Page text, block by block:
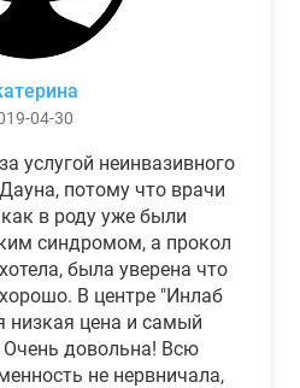
04-30
услугой неинвазивного
потому что врачи
в роду уже были
синдромом, а прокол
была уверена что
В центре "Инлаб
низкая цена и самый
Очень довольна! Всю
не нервничала,